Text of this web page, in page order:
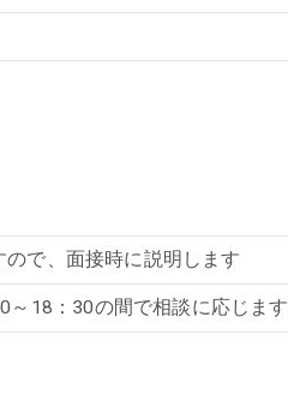
で、面接時に説明します
18：30の間で相談に応じます